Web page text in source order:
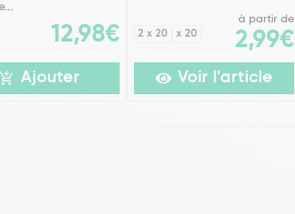
12,98€
Ajouter
2 x 20 x 20
à partir de
2,99€
Voir l'article